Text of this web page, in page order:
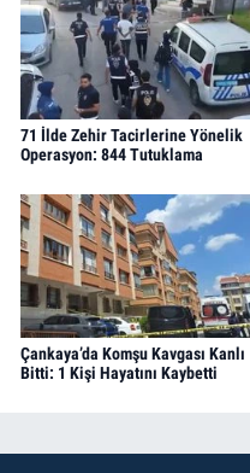
71 İlde Zehir Tacirlerine Yönelik
Operasyon: 844 Tutuklama
Çankaya’da Komşu Kavgası Kanlı
Bitti: 1 Kişi Hayatını Kaybetti